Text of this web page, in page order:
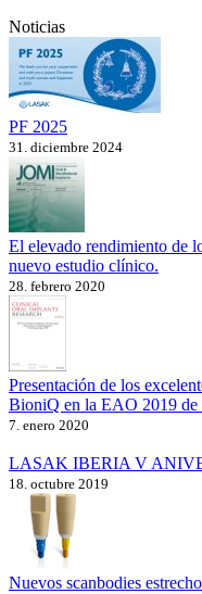
Noticias
PF 2025
31. diciembre 2024
El elevado rendimiento de
nuevo estudio clínico.
28. febrero 2020
Presentación de los
BioniQ en la EAO 2019 de
7. enero 2020
LASAK IBERIA V
18. octubre 2019
Nuevos scanbodies